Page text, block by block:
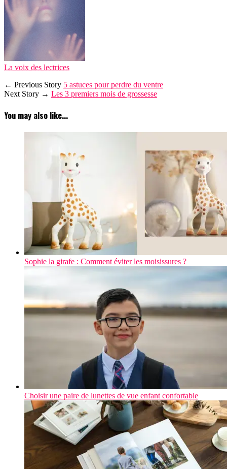
La voix des lectrices
← Previous Story 5 astuces pour perdre du ventre
Next Story → Les 3 premiers mois de grossesse
You may also like...
Sophie la girafe : Comment éviter les moisissures ?
Choisir une paire de lunettes de vue enfant confortable